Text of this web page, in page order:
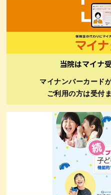
当院はマイナ
マイナンバーカード
ご利用の方は受付